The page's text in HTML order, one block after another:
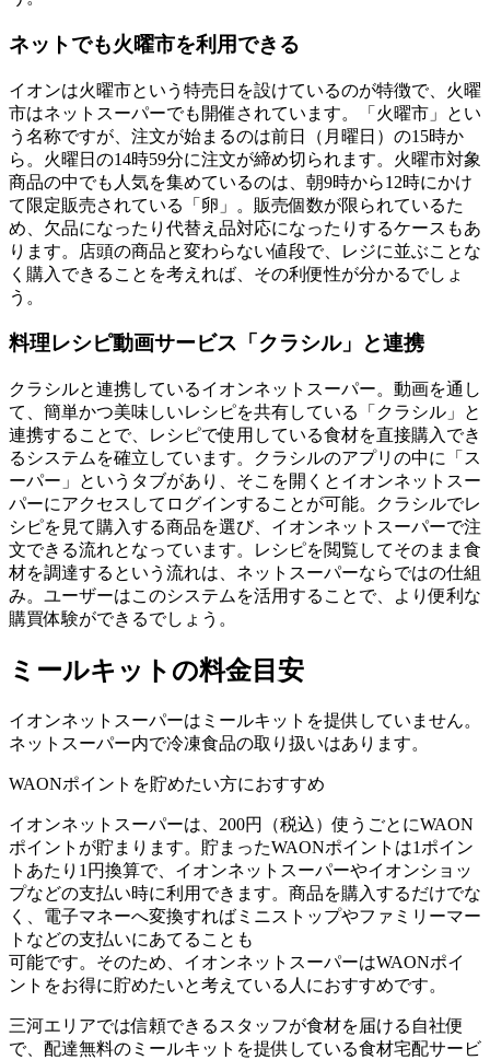
ネットでも火曜市を利用できる
イオンは火曜市という特売日を設けているのが特徴で、 火曜
市はネットスーパーでも開催 されています。「火曜市」とい
う名称ですが、注文が始まるのは前日（月曜日）の15時か
ら。火曜日の14時59分に注文が締め切られます。火曜市対象
商品の中でも人気を集めているのは、朝9時から12時にかけ
て限定販売されている「卵」。販売個数が限られているた
め、欠品になったり代替え品対応になったりするケースもあ
ります。
店頭の商品と変わらない値段で、レジに並ぶことな
く購入できる ことを考えれば、その利便性が分かるでしょ
う。
料理レシピ動画サービス「クラシル」と連携
クラシルと連携しているイオンネットスーパー。動画を通し
て、 簡単かつ美味しいレシピを共有している「クラシル」と
連携することで、レシピで使用している食材を直接購入でき
るシステムを確立しています。クラシルのアプリの中に「ス
ーパー」というタブがあり、そこを開くとイオンネットスー
パーにアクセスしてログインすることが可能。クラシルでレ
シピを見て購入する商品を選び、イオンネットスーパーで注
文できる流れとなっています。
レシピを閲覧してそのまま食
材を調達するという流れは、ネットスーパーならではの仕組
み。ユーザーはこのシステムを活用することで、より便利な
購買体験ができるでしょう。
ミールキットの料金目安
イオンネットスーパーはミールキットを提供していません。
ネットスーパー内で冷凍食品の取り扱いはあります。
WAONポイントを貯めたい方におすすめ
イオンネットスーパーは、 200円（税込）使うごとにWAON
ポイントが貯まり ます。貯まったWAONポイントは1ポイン
トあたり1円換算で、イオンネットスーパーやイオンショッ
プなどの支払い時に利用できます。商品を購入するだけでな
く、電子マネーへ変換すればミニストップやファミリーマー
トなどの支払いにあてることも
可能です。そのため、イオンネットスーパーはWAONポイ
ントをお得に貯めたいと考えている人におすすめです。
三河エリアでは信頼できるスタッフが食材を届ける自社便
で、配達無料のミールキットを提供している食材宅配サービ